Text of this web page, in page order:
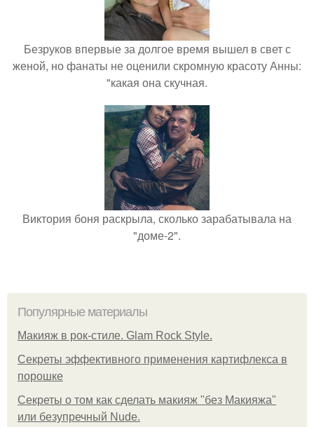
Безруков впервые за долгое время вышел в свет с
женой, но фанаты не оценили скромную красоту Анны:
"какая она скучная.
Виктория боня раскрыла, сколько зарабатывала на
"доме-2".
Популярные материалы
Макияж в рок-стиле. Glam Rock Style.
Секреты эффективного применения картифлекса в
порошке
Секреты о том как сделать макияж "без Макияжа"
или безупречный Nude.